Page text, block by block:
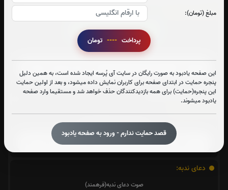
مبلغ (تومان):
پرداخت ----
این صفحه یادبود به صورت رایگان در سایت آی پُرسه ایجاد شده است، به همین دلیل
پنجره حمایت در ابتدای صفحه برای کاربران نمایش داده میشود، و بعد از اولین حمایت
این پنجره(حمایت) برای همه بازدیدکنندگان حذف خواهد شد و مستقیما وارد صفحه
یادبود میشوند.
قصد حمایت ندارم - ورود به صفحه یادبود
زیارت عاشورا:
قرائت زیارت عاشورا را تقبل میکنم
صوت زیارت عاشورا - فانی
متن زیارت عاشورا
صوت دعای توسل(فرهمند)
دعای ندبه:
صوت دعای ندبه(فرهمند)